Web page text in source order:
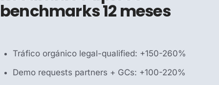
benchmarks 12 meses
Tráfico orgánico legal-qualified: +150-260%
Demo requests partners + GCs: +100-220%